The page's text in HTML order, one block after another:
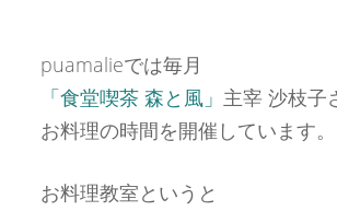
puamalieでは毎月
「食堂喫茶 森と風」 主宰 沙枝子
お料理の時間を開催しています。
お料理教室というと